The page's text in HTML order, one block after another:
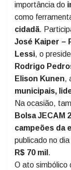
importância do
como
cidadã.
José Kaiper –
Lessi, o
Rodrigo
Elison Kunen,
municipais,
Na ocasião,
Bolsa JECAM
campeões da
publicado no dia
R$ 70 mil .
O ato simbólico